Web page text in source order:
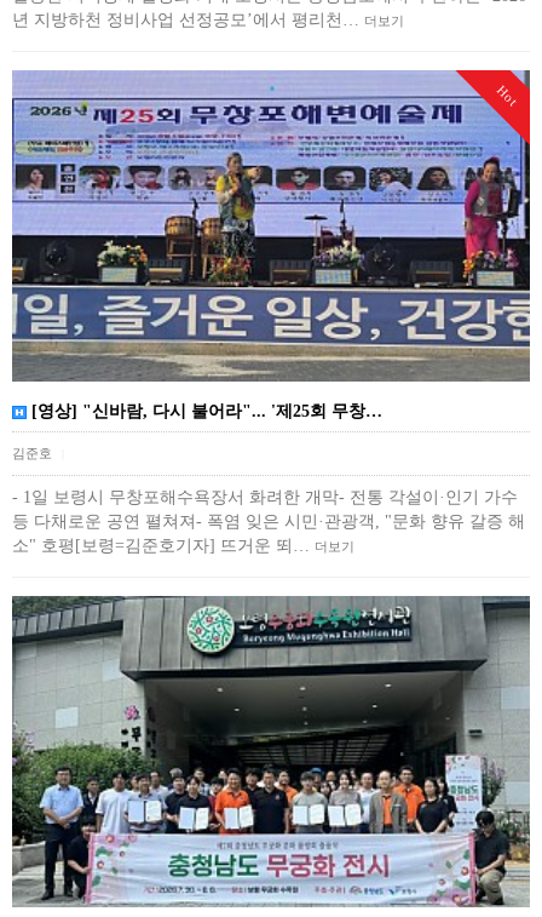
년 지방하천 정비사업 선정공모’에서 평리천… 더보기
Hot
[영상] "신바람, 다시 불어라"... '제25회 무창…
김준호
- 1일 보령시 무창포해수욕장서 화려한 개막- 전통 각설이·인기 가수
등 다채로운 공연 펼쳐져- 폭염 잊은 시민·관광객, "문화 향유 갈증 해
소" 호평[보령=김준호기자] 뜨거운 뙤…
더보기